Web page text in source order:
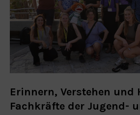
Erinnern, Verstehen und
Fachkräfte der Jugend-